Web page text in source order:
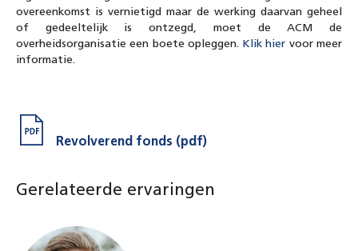
overeenkomst is vernietigd maar de werking daarvan geheel
of gedeeltelijk is ontzegd, moet de ACM de
overheidsorganisatie een boete opleggen. Klik hier voor meer
informatie.
Revolverend fonds (pdf)
Gerelateerde ervaringen